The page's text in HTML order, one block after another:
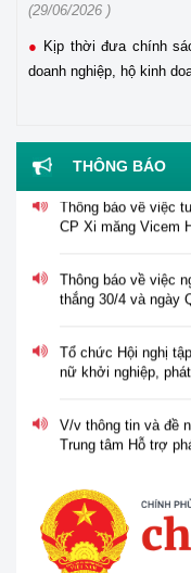
(29/06/2026 )
Kịp thời đưa chính
doanh nghiệp, hộ kinh
THÔNG BÁO
Hỗ trợ pháp lý cho
CP Xi măng Vicem
Thông báo về việc
thắng 30/4 và ngày
Tổ chức Hội nghị
nữ khởi nghiệp,
V/v thông tin và đề
Trung tâm Hỗ trợ